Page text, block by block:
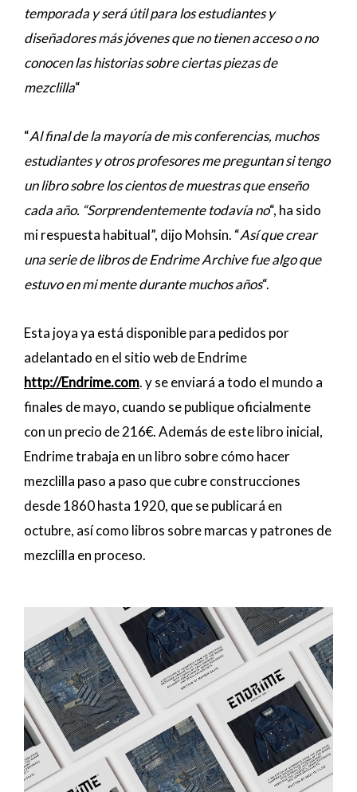
temporada y será útil para los estudiantes y
diseñadores más jóvenes que no tienen acceso o no
conocen las historias sobre ciertas piezas de
mezclilla“
“Al final de la mayoría de mis conferencias, muchos
estudiantes y otros profesores me preguntan si tengo
un libro sobre los cientos de muestras que enseño
cada año. “Sorprendentemente todavía no“, ha sido
mi respuesta habitual”, dijo Mohsin. “Así que crear
una serie de libros de Endrime Archive fue algo que
estuvo en mi mente durante muchos años“.
Esta joya ya está disponible para pedidos por
adelantado en el sitio web de Endrime
http://Endrime.com. y se enviará a todo el mundo a
finales de mayo, cuando se publique oficialmente
con un precio de 216€. Además de este libro inicial,
Endrime trabaja en un libro sobre cómo hacer
mezclilla paso a paso que cubre construcciones
desde 1860 hasta 1920, que se publicará en
octubre, así como libros sobre marcas y patrones de
mezclilla en proceso.